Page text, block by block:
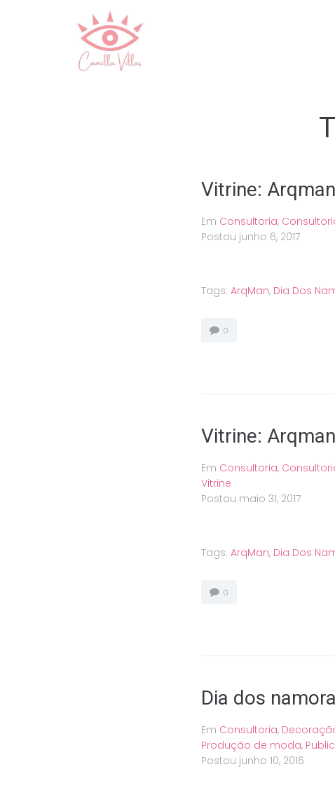
Vitrine: Arqman
Em Consultoria,
Postou junho 6, 2017
Tags: ArqMan, Dia Dos
0
Vitrine: Arqman
Em Consultoria,
Vitrine
Postou maio 31, 2017
Tags: ArqMan, Dia Dos
0
Dia dos
Em Consultoria,
Produção de moda,
Postou junho 10, 2016